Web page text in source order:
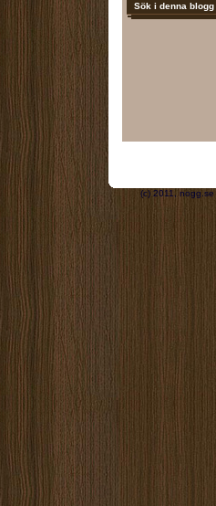
Sök i denna blogg
(c) 2011,